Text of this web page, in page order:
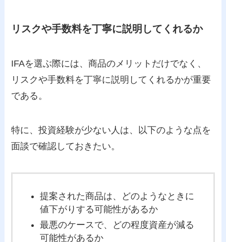
リスクや手数料を丁寧に説明してくれるか
IFAを選ぶ際には、商品のメリットだけでなく、
リスクや手数料を丁寧に説明してくれるかが重要
である。
特に、投資経験が少ない人は、以下のような点を
面談で確認しておきたい。
提案された商品は、どのようなときに
値下がりする可能性があるか
最悪のケースで、どの程度資産が減る
可能性があるか